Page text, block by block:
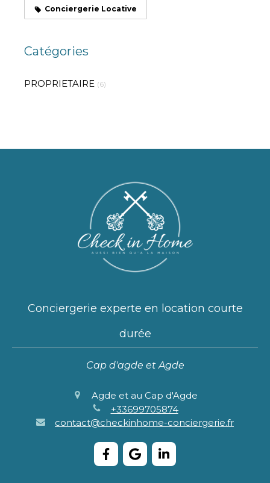
Conciergerie Locative
Catégories
PROPRIETAIRE (6)
Conciergerie experte en location courte
durée
Cap d'agde et Agde
Agde et au Cap d'Agde
+33699705874
contact@checkinhome-conciergerie.fr